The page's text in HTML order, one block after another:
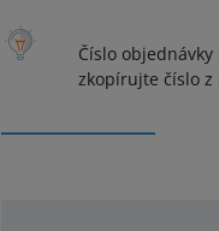
Číslo
zkopírujte číslo